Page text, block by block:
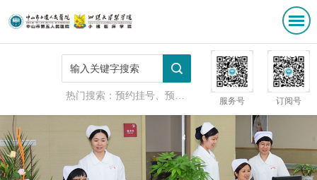
热门搜索：预约挂号、预防接种 服务号 订阅号